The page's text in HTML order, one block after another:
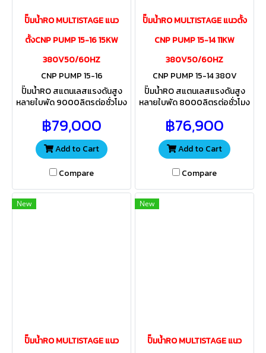
ปั๊มน้ำRO MULTISTAGE แนว
ตั้งCNP PUMP 15-16 15KW
380V50/60HZ
CNP PUMP 15-16
ปั๊มน้ำRO สแตนเลสแรงดันสูง
หลายใบพัด 9000ลิตรต่อชั่วโมง
กรองเมมเบรน ควรเลือกใช้ขนาด
ไส้กรองให้เหมาะสมกับแรงดันปั๊ม
฿79,000
Add to Cart
Compare
ปั๊มน้ำRO MULTISTAGE แนวตั้ง
CNP PUMP 15-14 11KW
380V50/60HZ
CNP PUMP 15-14 380V
ปั๊มน้ำRO สแตนเลสแรงดันสูง
หลายใบพัด 8000ลิตรต่อชั่วโมง
กรองเมมเบรน ควรเลือกใช้ขนาด
ไส้กรองให้เหมาะสมกับแรงดันปั๊ม
฿76,900
Add to Cart
Compare
New
ปั๊มน้ำRO MULTISTAGE แนว
New
ปั๊มน้ำRO MULTISTAGE แนว